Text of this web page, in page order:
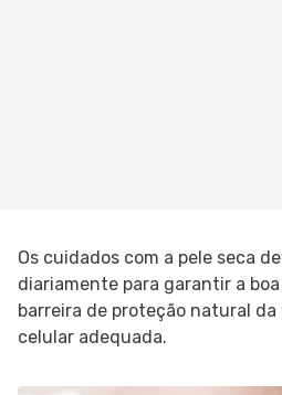
Os cuidados com a pele seca
diariamente para garantir a
barreira de proteção natural da
celular adequada.